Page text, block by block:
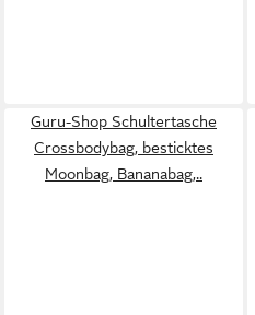
Guru-Shop Schultertasche
Crossbodybag, besticktes
Moonbag, Bananabag,..